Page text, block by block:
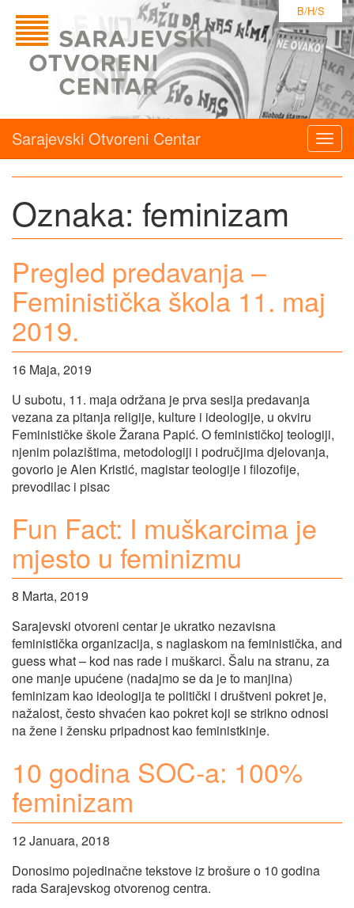
B/H/S
Sarajevski Otvoreni Centar
Oznaka: feminizam
Pregled predavanja –
Feministička škola 11. maj
2019.
16 Maja, 2019
U subotu, 11. maja održana je prva sesija predavanja
vezana za pitanja religije, kulture i ideologije, u okviru
Feminističke škole Žarana Papić. O feminističkoj teologiji,
njenim polazištima, metodologiji i područjima djelovanja,
govorio je Alen Kristić, magistar teologije i filozofije,
prevodilac i pisac
Fun Fact: I muškarcima je
mjesto u feminizmu
8 Marta, 2019
Sarajevski otvoreni centar je ukratko nezavisna
feministička organizacija, s naglaskom na feministička, and
guess what – kod nas rade i muškarci. Šalu na stranu, za
one manje upućene (nadajmo se da je to manjina)
feminizam kao ideologija te politički i društveni pokret je,
nažalost, često shvaćen kao pokret koji se strikno odnosi
na žene i žensku pripadnost kao feministkinje.
10 godina SOC-a: 100%
feminizam
12 Januara, 2018
Donosimo pojedinačne tekstove iz brošure o 10 godina
rada Sarajevskog otvorenog centra.